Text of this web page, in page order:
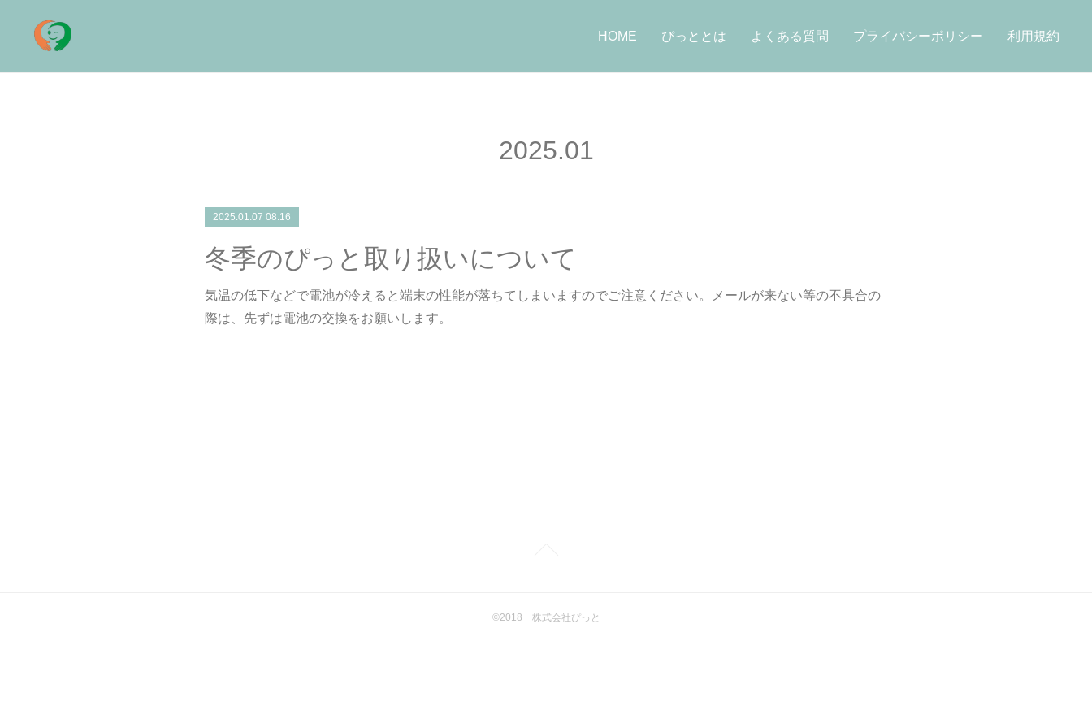
HOME ぴっととは よくある質問 プライバシーポリシー 利用規約
2025.01
2025.01.07 08:16
冬季のぴっと取り扱いについて
気温の低下などで電池が冷えると端末の性能が落ちてしまいますのでご注意ください。メールが来ない等の不具合の
際は、先ずは電池の交換をお願いします。
©2018 株式会社ぴっと